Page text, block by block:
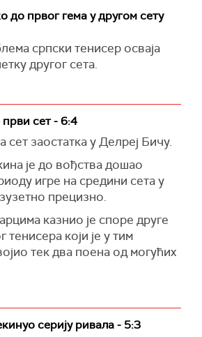
до првог гема у другом сету
српски тенисер осваја
другог сета.
сет - 6:4
заостатка у Делреј Бичу.
је до вођства дошао
игре на средини сета у
прецизно.
казнио је споре друге
тенисера који је у тим
тек два поена од могућих
серију ривала - 5:3